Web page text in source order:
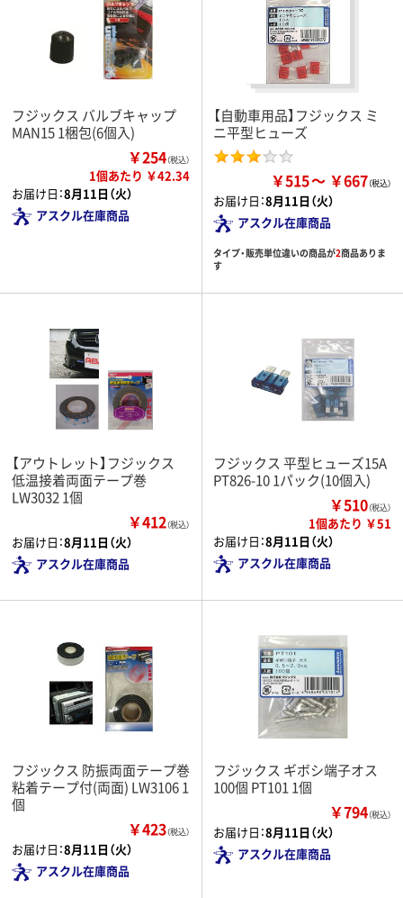
フジックス バルブキャップ
MAN15 1梱包(6個入)
￥254（税込）
1個あたり ￥42.34
お届け日：8月11日（火）
アスクル在庫商品
【自動車用品】フジックス ミ
ニ平型ヒューズ
￥515 ￥667
お届け日：8月11日（火）
アスクル在庫商品
タイプ・販売単位違いの商品が2商品ありま
す
【アウトレット】フジックス
低温接着両面テープ巻
LW3032 1個
￥412（税込）
お届け日：8月11日（火）
アスクル在庫商品
フジックス 平型ヒューズ15A
PT826-10 1パック(10個入)
￥510（税込）
1個あたり ￥51
お届け日：8月11日（火）
アスクル在庫商品
フジックス 防振両面テープ巻
粘着テープ付(両面) LW3106 1
個
￥423（税込）
お届け日：8月11日（火）
アスクル在庫商品
フジックス ギボシ端子オス
100個 PT101 1個
￥794（税込）
お届け日：8月11日（火）
アスクル在庫商品